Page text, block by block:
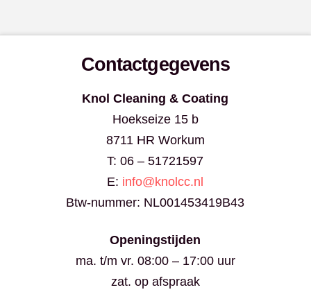
Contactgegevens
Knol Cleaning & Coating
Hoekseize 15 b
8711 HR Workum
T: 06 – 51721597
E: info@knolcc.nl
Btw-nummer: NL001453419B43
Openingstijden
ma. t/m vr. 08:00 – 17:00 uur
zat. op afspraak